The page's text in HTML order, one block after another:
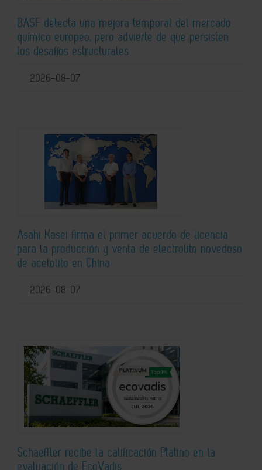
BASF detecta una mejora temporal del mercado
químico europeo, pero advierte de que persisten
los desafíos estructurales
2026-08-07
Asahi Kasei firma el primer acuerdo de licencia
para la producción y venta de electrolito novedoso
de acetolito en China
2026-08-07
Schaeffler recibe la calificación Platino en la
evaluación de EcoVadis